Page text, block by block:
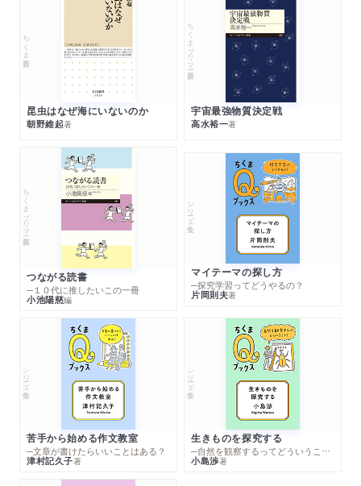
ちくま新書
昆虫はなぜ海にいないのか
朝野維起著
ちくまプリマー新書
宇宙最強物質決定戦
高水裕一著
ちくまプリマー新書
つながる読書
─１０代に推したいこの一冊
小池陽慈編
シリーズ・全集
マイテーマの探し方
─探究学習ってどうやるの？
片岡則夫著
シリーズ・全集
苦手から始める作文教室
─文章が書けたらいいことはある？
津村記久子著
シリーズ・全集
生きものを探究する
─自然を観察するってどういうこと？
小島渉著